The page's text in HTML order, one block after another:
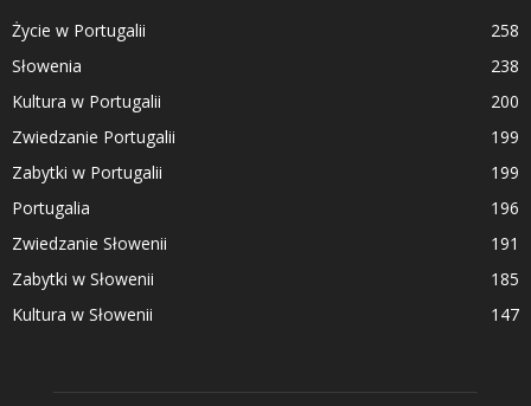
Życie w Portugalii
258
Słowenia
238
Kultura w Portugalii
200
Zwiedzanie Portugalii
199
Zabytki w Portugalii
199
Portugalia
196
Zwiedzanie Słowenii
191
Zabytki w Słowenii
185
Kultura w Słowenii
147